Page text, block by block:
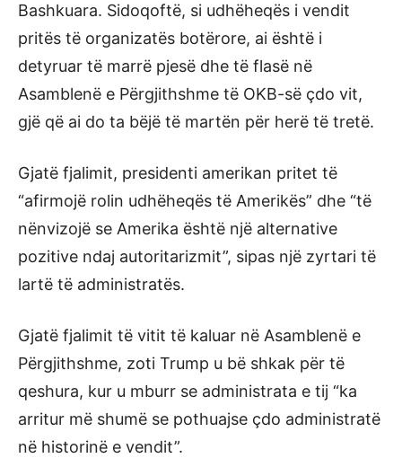
Bashkuara. Sidoqoftë, si udhëheqës i vendit
pritës të organizatës botërore, ai është i
detyruar të marrë pjesë dhe të flasë në
Asamblenë e Përgjithshme të OKB-së çdo vit,
gjë që ai do ta bëjë të martën për herë të tretë.
Gjatë fjalimit, presidenti amerikan pritet të
“afirmojë rolin udhëheqës të Amerikës” dhe “të
nënvizojë se Amerika është një alternative
pozitive ndaj autoritarizmit”, sipas një zyrtari të
lartë të administratës.
Gjatë fjalimit të vitit të kaluar në Asamblenë e
Përgjithshme, zoti Trump u bë shkak për të
qeshura, kur u mburr se administrata e tij “ka
arritur më shumë se pothuajse çdo administratë
në historinë e vendit”.